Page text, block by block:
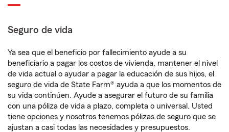
Seguro de vida
Ya sea que el beneficio por fallecimiento ayude a su
beneficiario a pagar los costos de vivienda, mantener el nivel
de vida actual o ayudar a pagar la educación de sus hijos, el
seguro de vida de State Farm® ayuda a que los momentos de
su vida continúen. Ayude a asegurar el futuro de su familia
con una póliza de vida a plazo, completa o universal. Usted
tiene opciones y nosotros tenemos pólizas de seguro que se
ajustan a casi todas las necesidades y presupuestos.